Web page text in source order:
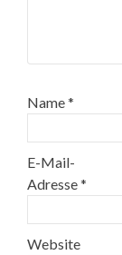
Name*
E-Mail-
Adresse*
Website